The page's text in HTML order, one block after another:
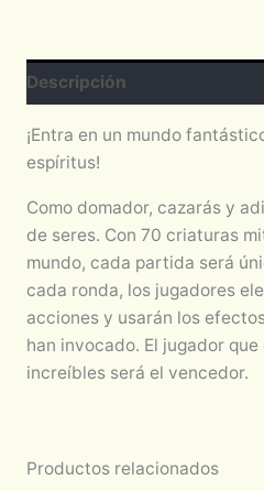
Descripción
¡Entra en un mundo
espíritus!
Como domador, cazarás y
de seres. Con 70 criaturas
mundo, cada partida será
cada ronda, los jugadores
acciones y usarán los
han invocado. El jugador
increíbles será el vencedor.
Productos relacionados